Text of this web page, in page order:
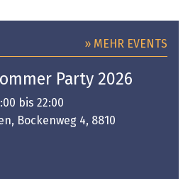
» MEHR EVENTS
Party 2026
bis 22:00
Bockenweg 4, 8810